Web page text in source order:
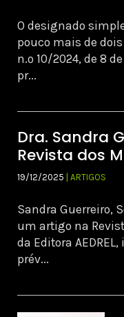
O designado
pouco mais de
n.º 10/2024, de 8
pr...
Dra. Sandra
Revista dos
19/12/2025 | ARTIGOS
Sandra Guerreiro,
um artigo na
da Editora
prév...